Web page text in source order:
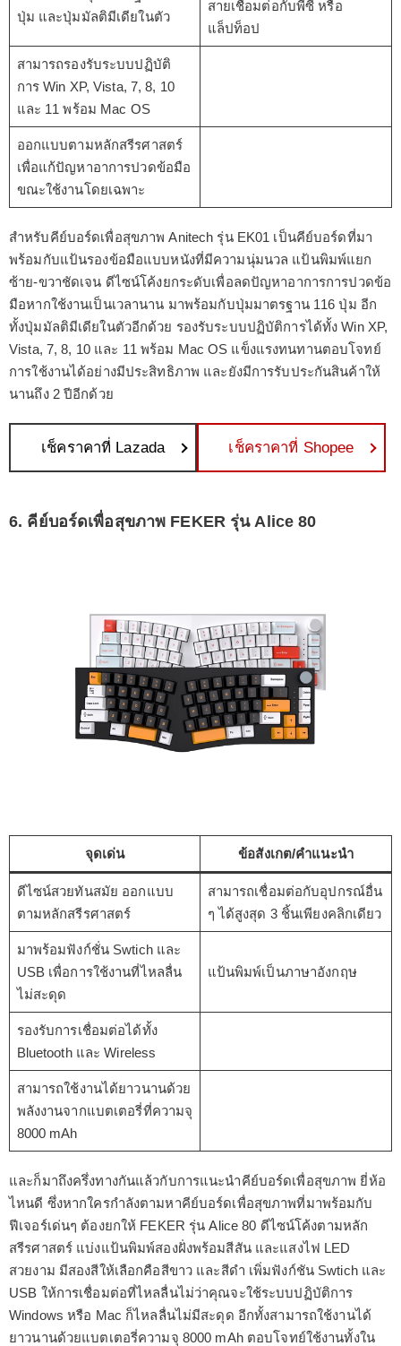
ปุ่ม และปุ่มมัลติมีเดียในตัว
สายเชื่อมต่อกับพีซี หรือ
แล็ปท็อป
สามารถรองรับระบบปฏิบัติ
การ Win XP, Vista, 7, 8, 10
และ 11 พร้อม Mac OS
ออกแบบตามหลักสรีรศาสตร์
เพื่อแก้ปัญหาอาการปวดข้อมือ
ขณะใช้งานโดยเฉพาะ
สำหรับคีย์บอร์ดเพื่อสุขภาพ Anitech รุ่น EK01 เป็นคีย์บอร์ดที่มา
พร้อมกับแป้นรองข้อมือแบบหนังที่มีความนุ่มนวล แป้นพิมพ์แยก
ซ้าย-ขวาชัดเจน ดีไซน์โค้งยกระดับเพื่อลดปัญหาอาการการปวดข้อ
มือหากใช้งานเป็นเวลานาน มาพร้อมกับปุ่มมาตรฐาน 116 ปุ่ม อีก
ทั้งปุ่มมัลติมีเดียในตัวอีกด้วย รองรับระบบปฏิบัติการได้ทั้ง Win XP,
Vista, 7, 8, 10 และ 11 พร้อม Mac OS แข็งแรงทนทานตอบโจทย์
การใช้งานได้อย่างมีประสิทธิภาพ และยังมีการรับประกันสินค้าให้
นานถึง 2 ปีอีกด้วย
เช็คราคาที่ Lazada เช็คราคาที่ Shopee
6. คีย์บอร์ดเพื่อสุขภาพ FEKER รุ่น Alice 80
จุดเด่น ข้อสังเกต/คำแนะนำ
ดีไซน์สวยทันสมัย ออกแบบ
ตามหลักสรีรศาสตร์
สามารถเชื่อมต่อกับอุปกรณ์อื่น
ๆ ได้สูงสุด 3 ชิ้นเพียงคลิกเดียว
มาพร้อมฟังก์ชั่น Swtich และ
USB เพื่อการใช้งานที่ไหลลื่น
ไม่สะดุด
แป้นพิมพ์เป็นภาษาอังกฤษ
รองรับการเชื่อมต่อได้ทั้ง
Bluetooth และ Wireless
สามารถใช้งานได้ยาวนานด้วย
พลังงานจากแบตเตอรี่ที่ความจุ
8000 mAh
และก็มาถึงครึ่งทางกันแล้วกับการแนะนำคีย์บอร์ดเพื่อสุขภาพ ยี่ห้อ
ไหนดี ซึ่งหากใครกำลังตามหาคีย์บอร์ดเพื่อสุขภาพที่มาพร้อมกับ
ฟีเจอร์เด่นๆ ต้องยกให้ FEKER รุ่น Alice 80 ดีไซน์โค้งตามหลัก
สรีรศาสตร์ แบ่งแป้นพิมพ์สองฝั่งพร้อมสีสัน และแสงไฟ LED
สวยงาม มีสองสีให้เลือกคือสีขาว และสีดำ เพิ่มฟังก์ชัน Swtich และ
USB ให้การเชื่อมต่อที่ไหลลื่นไม่ว่าคุณจะใช้ระบบปฏิบัติการ
Windows หรือ Mac ก็ไหลลื่นไม่มีสะดุด อีกทั้งสามารถใช้งานได้
ยาวนานด้วยแบตเตอรี่ความจุ 8000 mAh ตอบโจทย์ใช้งานทั้งใน